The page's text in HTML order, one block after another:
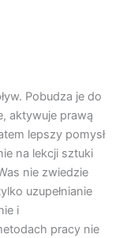
Pobudza je do
aktywuje prawą
lepszy pomysł
na lekcji sztuki
nie zwiedzie
uzupełnianie
i
pracy nie